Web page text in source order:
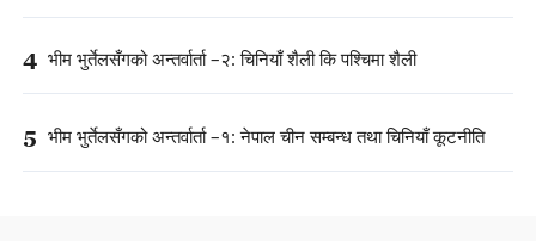
4 भीम भुर्तेलसँगको अन्तर्वार्ता –२: चिनियाँ शैली कि पश्चिमा शैली
5 भीम भुर्तेलसँगको अन्तर्वार्ता –१: नेपाल चीन सम्बन्ध तथा चिनियाँ कूटनीति